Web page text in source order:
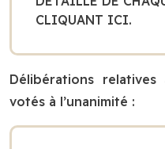
CLIQUANT ICI.
Délibérations
votés à l’unanimité :